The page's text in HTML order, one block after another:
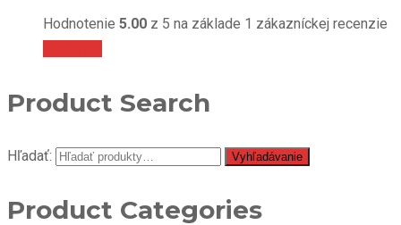
Hodnotenie 5.00 z 5 na základe 1 zákazníckej recenzie
Product Search
Hľadať: Vyhľadávanie
Product Categories